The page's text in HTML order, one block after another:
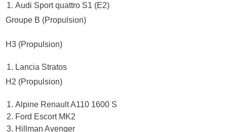
Audi Sport quattro S1 (E2)
Groupe B (Propulsion)
H3 (Propulsion)
Lancia Stratos
H2 (Propulsion)
Alpine Renault A110 1600 S
Ford Escort MK2
Hillman Avenger